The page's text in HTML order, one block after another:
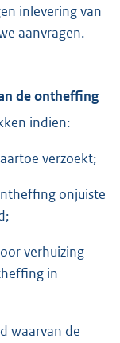
inlevering van
aanvragen.
de ontheffing
indien:
verzoekt;
onjuiste
verhuizing
in
waarvan de